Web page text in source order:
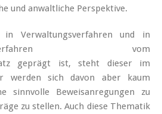
und anwaltliche Perspektive.
in Verwaltungsverfahren und in
vom
geprägt ist, steht dieser im
werden sich davon aber kaum
sinnvolle Beweisanregungen zu
zu stellen. Auch diese Thematik